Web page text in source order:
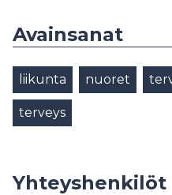
Avainsanat
liikunta nuoret
terveys
Yhteyshenkilöt